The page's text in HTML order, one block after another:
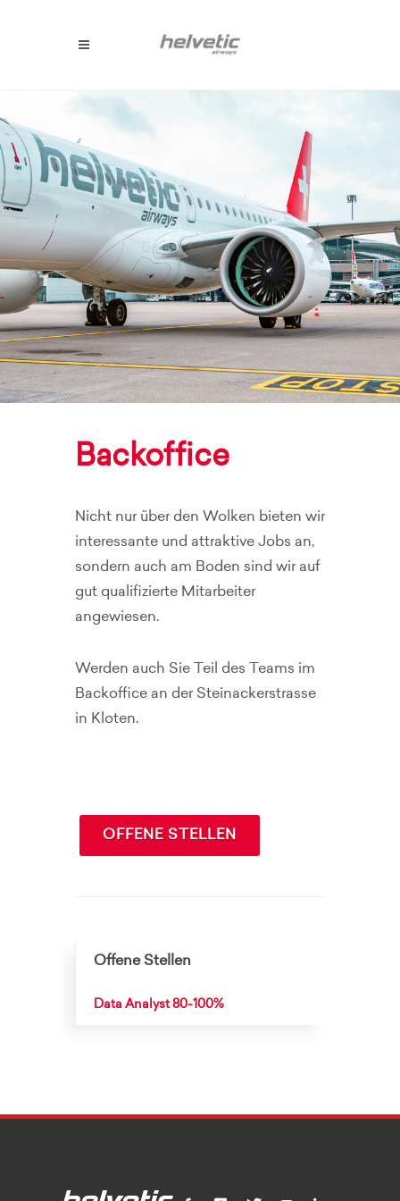
Backoffice
Nicht nur über den Wolken bieten wir
interessante und attraktive Jobs an,
sondern auch am Boden sind wir auf
gut qualifizierte Mitarbeiter
angewiesen.
Werden auch Sie Teil des Teams im
Backoffice an der Steinackerstrasse
in Kloten.
OFFENE STELLEN
Offene Stellen
Data Analyst 80-100%